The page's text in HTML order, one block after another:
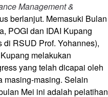
Management &
berlanjut. Memasuki Bulan
POGI dan IDAI Kupang
RSUD Prof. Yohannes),
melakukan
yang telah dicapai oleh
masing-masing. Selain
Mei ini adalah pelatihan